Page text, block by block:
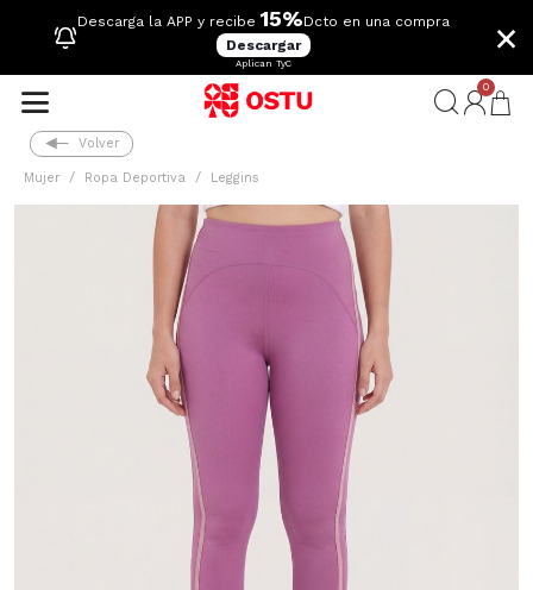
Descarga la APP y recibe 15%Dcto en una compra
Descargar
Aplican TyC
×
0
Volver
Mujer Ropa Deportiva Leggins